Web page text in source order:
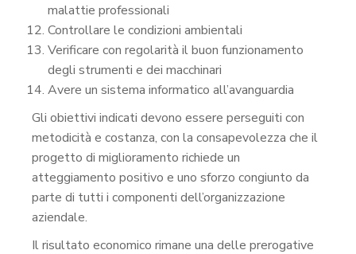
malattie professionali
Controllare le condizioni ambientali
Verificare con regolarità il buon funzionamento
degli strumenti e dei macchinari
Avere un sistema informatico all’avanguardia
Gli obiettivi indicati devono essere perseguiti con
metodicità e costanza, con la consapevolezza che il
progetto di miglioramento richiede un
atteggiamento positivo e uno sforzo congiunto da
parte di tutti i componenti dell’organizzazione
aziendale.
Il risultato economico rimane una delle prerogative